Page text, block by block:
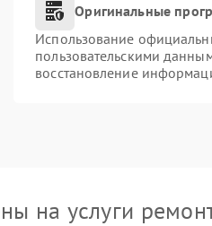
Оригинальные
Использование
пользовательскими
восстановление
на услуги